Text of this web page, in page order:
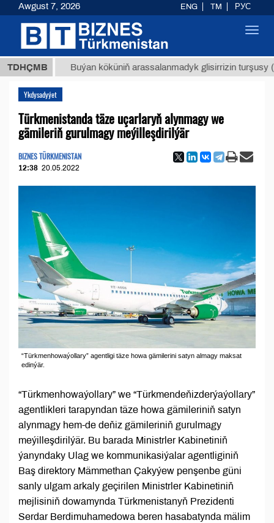
TDHÇMBBuýan köküniň arassalanmadyk glisirrizin turşusy (t.)
Ykdysadyýet
Türkmenistanda täze uçarlaryň alynmagy we
gämileriň gurulmagy meýilleşdirilýär
BIZNES TÜRKMENISTAN
12:38 20.05.2022
“Türkmenhowaýollary” agentligi täze howa gämilerini satyn almagy maksat
edinýär.
“Türkmenhowaýollary” we “Türkmendeňizderýaýollary”
agentlikleri tarapyndan täze howa gämileriniň satyn
alynmagy hem-de deňiz gämileriniň gurulmagy
meýilleşdirilýär. Bu barada Ministrler Kabinetiniň
ýanyndaky Ulag we kommunikasiýalar agentliginiň
Baş direktory Mämmethan Çakyýew penşenbe güni
sanly ulgam arkaly geçirilen Ministrler Kabinetiniň
mejlisiniň dowamynda Türkmenistanyň Prezidenti
Serdar Berdimuhamedowa beren hasabatynda mälim
Awgust 7, 2026 ENG TM РУС